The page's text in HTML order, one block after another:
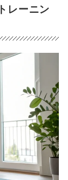
レーニン